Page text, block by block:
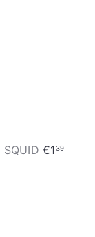
SQUID€139